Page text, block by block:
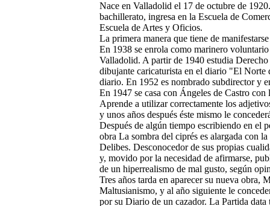
Nace en Valladolid el 17 de octubre de
bachillerato, ingresa en la Escuela de
Escuela de Artes y Oficios.
La primera manera que tiene de
En 1938 se enrola como marinero
Valladolid. A partir de 1940 estudia
dibujante caricaturista en el diario "El Norte
diario. En 1952 es nombrado subdirector y
En 1947 se casa con Ángeles de Castro con
Aprende a utilizar correctamente los
y unos años después éste mismo le
Después de algún tiempo escribiendo en el
obra La sombra del ciprés es alargada con
Delibes. Desconocedor de sus propias
y, movido por la necesidad de afirmarse,
de un hiperrealismo de mal gusto, según
Tres años tarda en aparecer su nueva
Maltusianismo, y al año siguiente le
por su Diario de un cazador. La Partida